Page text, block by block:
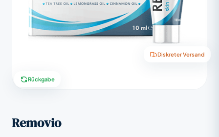
Diskreter Versand
Rückgabe
Removio